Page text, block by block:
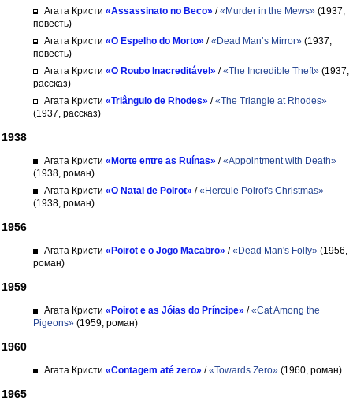
Агата Кристи «Assassinato no Beco» /«Murder in the Mews» (1937,
повесть)
Агата Кристи «O Espelho do Morto» /«Dead Man’s Mirror» (1937,
повесть)
Агата Кристи «O Roubo Inacreditável» /«The Incredible Theft» (1937,
рассказ)
Агата Кристи «Triângulo de Rhodes» /«The Triangle at Rhodes»
(1937, рассказ)
1938
Агата Кристи «Morte entre as Ruínas» /«Appointment with Death»
(1938, роман)
Агата Кристи «O Natal de Poirot» /«Hercule Poirot's Christmas»
(1938, роман)
1956
Агата Кристи «Poirot e o Jogo Macabro» /«Dead Man's Folly» (1956,
роман)
1959
Агата Кристи «Poirot e as Jóias do Príncipe» /«Cat Among the
Pigeons» (1959, роман)
1960
Агата Кристи «Contagem até zero» /«Towards Zero» (1960, роман)
1965